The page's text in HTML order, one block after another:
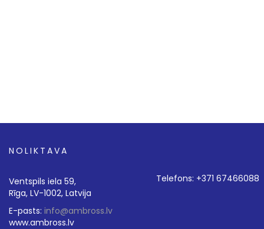
NOLIKTAVA
Ventspils iela 59,
Rīga, LV-1002, Latvija
E-pasts: info@ambross.lv
www.ambross.lv
Telefons: +371 67466088